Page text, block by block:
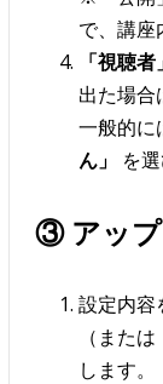
で、講座
「視聴
出た場合
一般的に
ん」
を選
③ アップ
設定内容
（また
します。